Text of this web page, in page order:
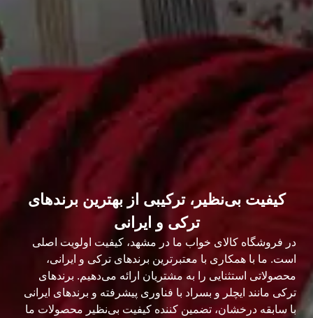
کیفیت بی‌نظیر، ترکیبی از بهترین برندهای
ترکی و ایرانی
در فروشگاه کالای خواب ما در مشهد، کیفیت اولویت اصلی
است. ما با همکاری با معتبرترین برندهای ترکی و ایرانی،
محصولاتی استثنایی را به مشتریان ارائه می‌دهیم. برندهای
ترکی مانند ایچلر و بسراد با فناوری پیشرفته و برندهای ایرانی
با سابقه درخشان، تضمین کننده کیفیت بی‌نظیر محصولات ما